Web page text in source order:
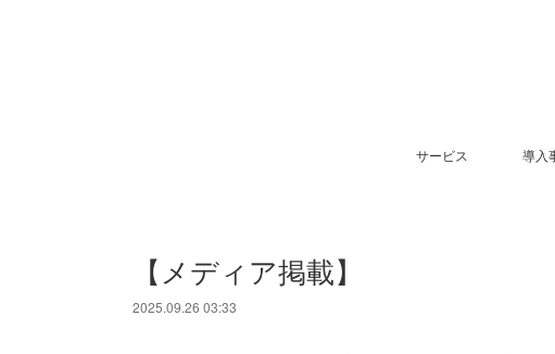
サービス 導入
【メディア掲載】
2025.09.26 03:33